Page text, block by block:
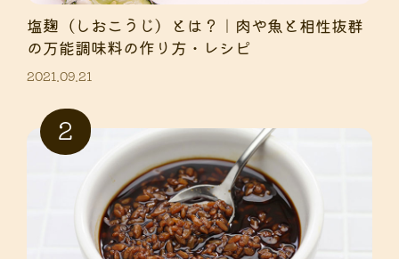
塩麹（しおこうじ）とは？｜肉や魚と相性抜群
の万能調味料の作り方・レシピ
2021.09.21